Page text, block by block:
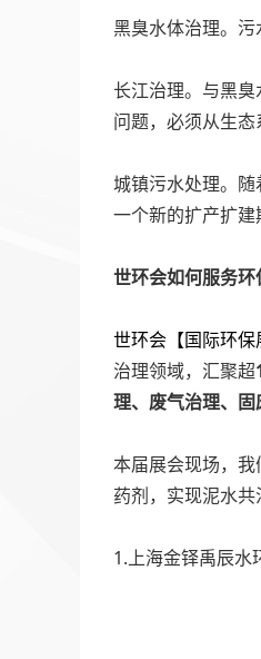
黑臭水体治理。
长江治理。与黑
问题，必须从生态
城镇污水处理。
一个新的扩产扩
世环会如何服务环
世环会【国际环保
治理领域，汇聚超
理、废气治理、
本届展会现场，
药剂，实现泥水共
1.上海金铎禹辰水